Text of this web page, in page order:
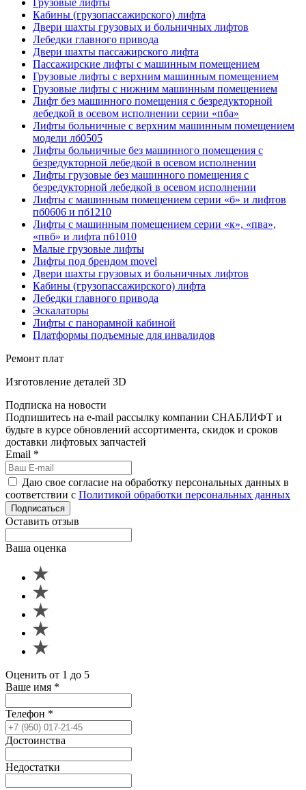
Грузовые лифты
Кабины (грузопассажирского) лифта
Двери шахты грузовых и больничных лифтов
Лебедки главного привода
Двери шахты пассажирского лифта
Пассажирские лифты с машинным помещением
Грузовые лифты с верхним машинным помещением
Грузовые лифты с нижним машинным помещением
Лифт без машинного помещения с безредукторной
лебедкой в осевом исполнении серии «пба»
Лифты больничные с верхним машинным помещением
модели лб0505
Лифты больничные без машинного помещения с
безредукторной лебедкой в осевом исполнении
Лифты грузовые без машинного помещения с
безредукторной лебедкой в осевом исполнении
Лифты с машинным помещением серии «б» и лифтов
пб0606 и пб1210
Лифты с машинным помещением серии «к», «пва»,
«пвб» и лифта пб1010
Малые грузовые лифты
Лифты под брендом movel
Двери шахты грузовых и больничных лифтов
Кабины (грузопассажирского) лифта
Лебедки главного привода
Эскалаторы
Лифты с панорамной кабиной
Платформы подъемные для инвалидов
Ремонт плат
Изготовление деталей 3D
Подписка на новости
Подпишитесь на e-mail рассылку компании СНАБЛИФТ и
будьте в курсе обновлений ассортимента, скидок и сроков
доставки лифтовых запчастей
Email *
Даю свое согласие на обработку персональных данных в
соответствии с Политикой обработки персональных данных
Подписаться
Оставить отзыв
Ваша оценка
Оценить от 1 до 5
Ваше имя *
Телефон *
Достоинства
Недостатки